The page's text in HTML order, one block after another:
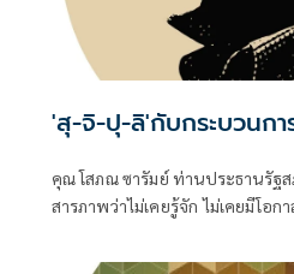
'สุ-จิ-ปุ-ลิ'กับกระบวนก
คุณ โสภณ ซารัมย์ ท่านประธานรัฐ
สารภาพว่าไม่เคยรู้จัก ไม่เคยมีโอ
พอที่จะดำรงตำแหน่ง